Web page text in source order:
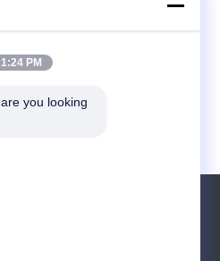
SUS304
मशीन
1:24 PM
you looking